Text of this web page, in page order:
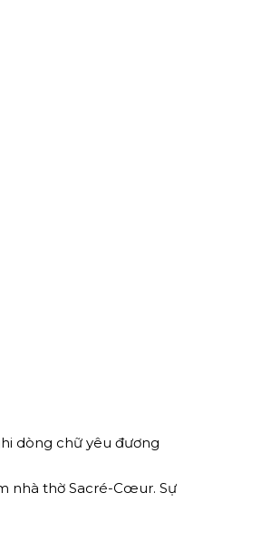
dòng chữ yêu đương
nhà thờ Sacré-Cœur. Sự